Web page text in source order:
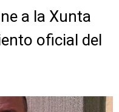
a la Xunta
oficial del